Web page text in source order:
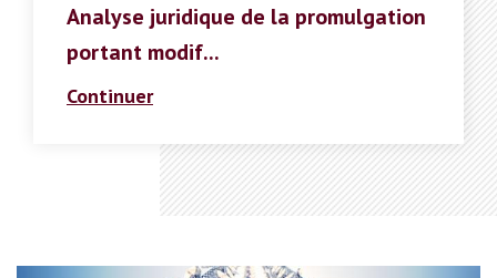
Analyse juridique de la promulgation
portant modif...
Continuer